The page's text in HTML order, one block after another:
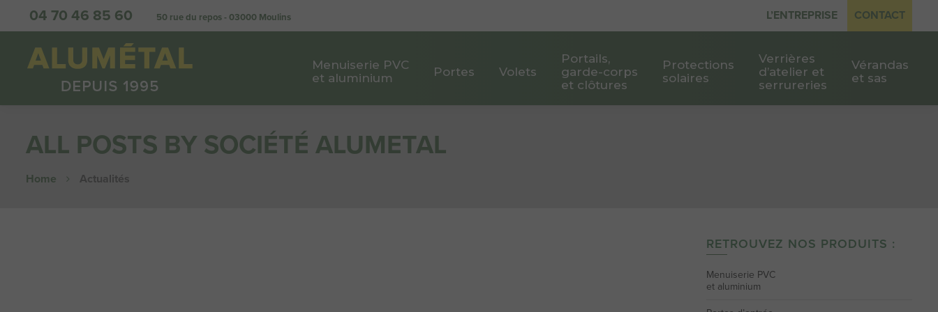
04 70 46 85 60 50 rue du repos - 03000 Moulins L’ENTREPRISE CONTACT
Menuiserie PVC
et aluminium
Portes Volets
Portails,
garde-corps
et clôtures
Protections
solaires
Verrières
d’atelier et
serrureries
Vérandas
et sas
ALL POSTS BY SOCIÉTÉ ALUMETAL
Home Actualités
RETROUVEZ NOS PRODUITS :
Menuiserie PVC
et aluminium